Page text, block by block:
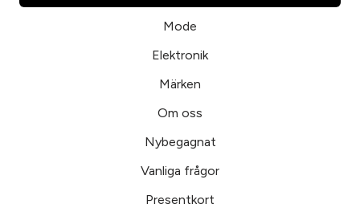
Mode
Elektronik
Märken
Om oss
Nybegagnat
Vanliga frågor
Presentkort